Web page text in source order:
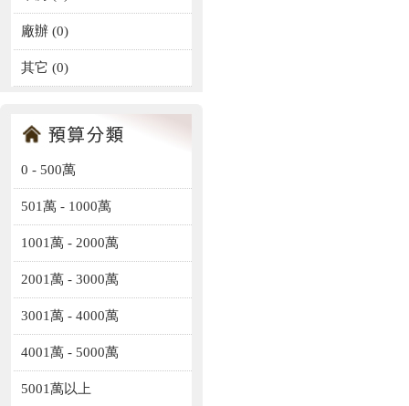
廠辦 (0)
其它 (0)
0 - 500萬
501萬 - 1000萬
1001萬 - 2000萬
2001萬 - 3000萬
3001萬 - 4000萬
4001萬 - 5000萬
5001萬以上